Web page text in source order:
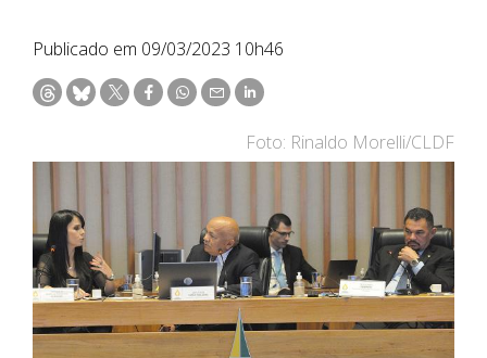
Publicado em 09/03/2023 10h46
Foto: Rinaldo Morelli/CLDF